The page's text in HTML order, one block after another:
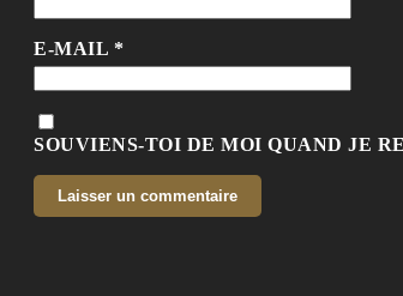
E-MAIL *
SOUVIENS-TOI DE MOI QUAND JE